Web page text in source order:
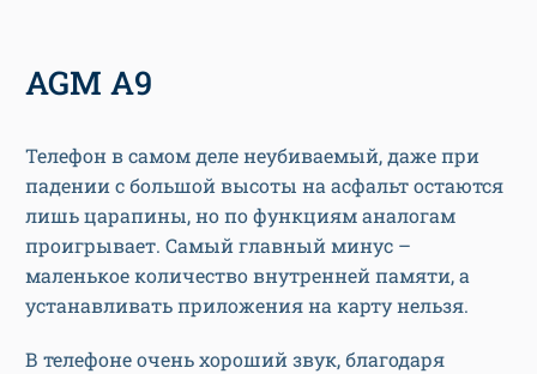
AGM A9
Телефон в самом деле неубиваемый, даже при
падении с большой высоты на асфальт остаются
лишь царапины, но по функциям аналогам
проигрывает. Самый главный минус –
маленькое количество внутренней памяти, а
устанавливать приложения на карту нельзя.
В телефоне очень хороший звук, благодаря